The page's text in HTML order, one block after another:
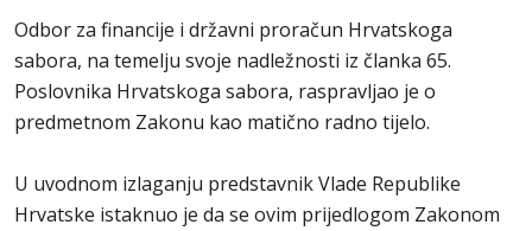
Odbor za financije i državni proračun Hrvatskoga
sabora, na temelju svoje nadležnosti iz članka 65.
Poslovnika Hrvatskoga sabora, raspravljao je o
predmetnom Zakonu kao matično radno tijelo.
U uvodnom izlaganju predstavnik Vlade Republike
Hrvatske istaknuo je da se ovim prijedlogom Zakonom